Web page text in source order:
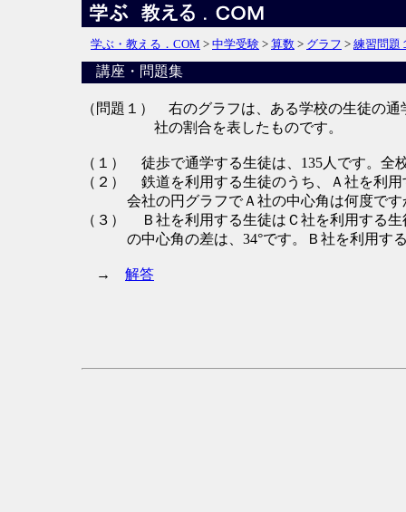
学ぶ・教える．COM > 中学受験 > 算数 > グラフ > 練習問題
講座・問題集
（問題１）
右のグラフは、ある学校の生徒の通
社の割合を表したものです。
（１）
徒歩で通学する生徒は、135人です。全
（２）
鉄道を利用する生徒のうち、Ａ社を利用
会社の円グラフでＡ社の中心角は何度です
（３）
Ｂ社を利用する生徒はＣ社を利用する
の中心角の差は、34°です。Ｂ社を利用す
→ 解答